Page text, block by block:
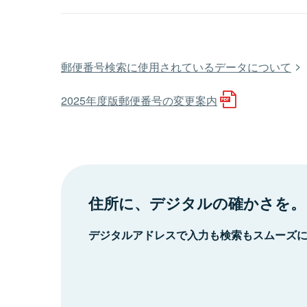
郵便番号検索に使用されているデータについて
2025年度版郵便番号の変更案内
住所に、デジタルの確かさを。
デジタルアドレスで入力も検索もスムーズ